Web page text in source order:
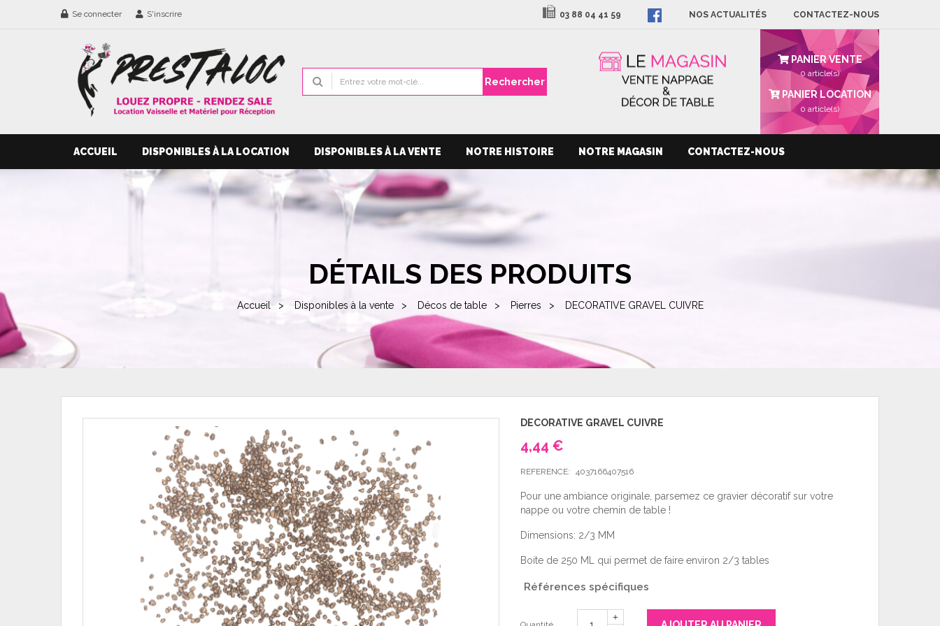
Se connecter S'inscrire 03 88 04 41 59 NOS ACTUALITÉS CONTACTEZ-NOUS
Rechercher
PANIER VENTE
0 article(s)
PANIER LOCATION
0 article(s)
ACCUEIL DISPONIBLES À LA LOCATION DISPONIBLES À LA VENTE NOTRE HISTOIRE NOTRE MAGASIN CONTACTEZ-NOUS
DÉTAILS DES PRODUITS
Accueil Disponibles à la vente Décos de table Pierres DECORATIVE GRAVEL CUIVRE
DECORATIVE GRAVEL CUIVRE
4,44 €
REFERENCE: 4037166407516
Pour une ambiance originale, parsemez ce gravier décoratif sur votre
nappe ou votre chemin de table !
Dimensions: 2/3 MM
Boite de 250 ML qui permet de faire environ 2/3 tables
Références spécifiques